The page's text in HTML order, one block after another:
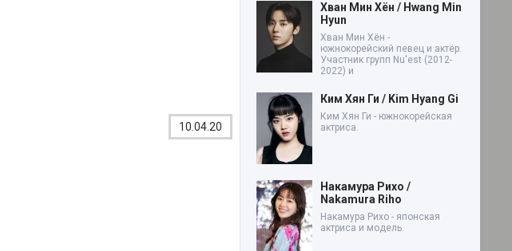
10.04.20
Хван Мин Хён / Hwang Min
Hyun
Хван Мин Хён -
южнокорейский певец и актёр.
Участник групп Nu'est (2012-
2022) и
Ким Хян Ги / Kim Hyang Gi
Ким Хян Ги - южнокорейская
актриса.
Накамура Рихо /
Nakamura Riho
Накамура Рихо - японская
актриса и модель.